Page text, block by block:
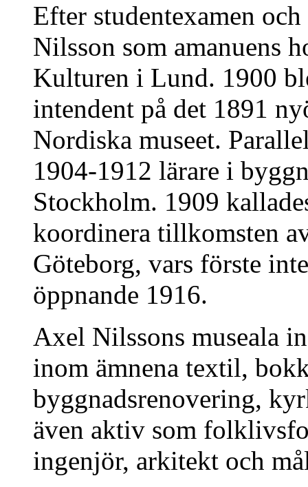
Efter studentexamen
Nilsson som amanuens
Kulturen i Lund. 1900
intendent på det 1891
Nordiska museet.
1904-1912 lärare i
Stockholm. 1909
koordinera tillkomsten
Göteborg, vars förste
öppnande 1916.
Axel Nilssons museala
inom ämnena textil,
byggnadsrenovering,
även aktiv som
ingenjör, arkitekt och